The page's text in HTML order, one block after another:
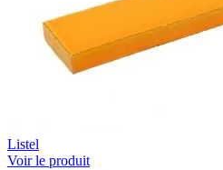
Listel
Voir le produit